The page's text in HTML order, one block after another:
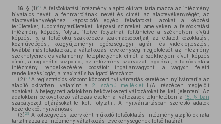
16. § (1) 27 A felsőoktatási intézmény alapító okirata tartalmazza az intézmény
hivatalos nevét, a fenntartójának nevét és címét, az alaptevékenységét, az
alaptevékenységéhez kapcsolódó egyéb feladatokat, azokat a képzési
területeket, tudományterületeket, képzési szinteket, amelyeken a felsőoktatási
intézmény képzést folytat, illetve folytathat, feltüntetve a székhelyen kívüli
képzést is, a felsőfokú szakképzés szakmacsoportjait, az ellátott közoktatási,
közművelődési, közgyűjteményi, egészségügyi, agrár- és vidékfejlesztési,
továbbá más feladatokat, a vállalkozási tevékenység megjelölését, az intézmény
székhelyének és valamennyi telephelyének címét, a székhelyen kívüli képzés
címét, a regionális központot, az intézmény szervezeti tagolását, a felsőoktatási
intézmény rendelkezésére bocsátott ingatlanvagyont, a vagyon feletti
rendelkezés jogát, a maximális hallgatói létszámot.
(2) 28 A regisztrációs központ központi nyilvántartás keretében nyilvántartja az
alapító okiratban, valamint a 2. számú melléklet II/A. részében megjelölt
adatokat. A bejegyzett adatokban bekövetkezett változásokat be kell jelenteni. Az
adatokban bekövetkező változás esetén a változások tekintetében a 15. §-ban
szabályozott eljárásokat le kell folytatni. A nyilvántartásban szereplő adatok
közérdekből nyilvánosak.
(3) 29 A költségvetési szervként működő felsőoktatási intézmény alapító okirata
tartalmazza az intézmény vállalkozási tevékenységének felső határát.